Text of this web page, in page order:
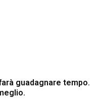
guadagnare tempo.